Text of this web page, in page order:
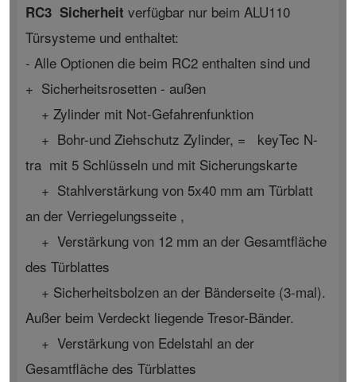
RC3 Sicherheit verfügbar nur beim ALU110
Türsysteme und enthaltet:
- Alle Optionen die beim RC2 enthalten sind und
+ Sicherheitsrosetten - außen
+ Zylinder mit Not-Gefahrenfunktion
+ Bohr-und Ziehschutz Zylinder, = keyTec N-
tra mit 5 Schlüsseln und mit Sicherungskarte
+ Stahlverstärkung von 5x40 mm am Türblatt
an der Verriegelungsseite ,
+ Verstärkung von 12 mm an der Gesamtfläche
des Türblattes
+ Sicherheitsbolzen an der Bänderseite (3-mal).
Außer beim Verdeckt liegende Tresor-Bänder.
+ Verstärkung von Edelstahl an der
Gesamtfläche des Türblattes